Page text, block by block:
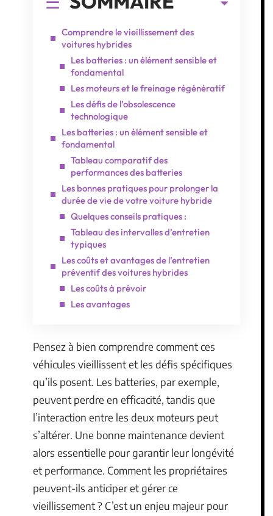
Comprendre le vieillissement des
voitures hybrides
Les batteries : un élément sensible et
fondamental
Les moteurs et le freinage régénératif
Les défis de l’obsolescence
technologique
Les batteries : un élément sensible et
fondamental
Tableau comparatif des
performances des batteries
Les bonnes pratiques pour prolonger la
durée de vie de votre voiture hybride
Quelques conseils pratiques :
Tableau des intervalles d’entretien
typiques
Les coûts et avantages de l’entretien
préventif des voitures hybrides
Les coûts à prévoir
Les avantages
Pensez à bien comprendre comment ces
véhicules vieillissent et les défis spécifiques
qu’ils posent. Les batteries, par exemple,
peuvent perdre en efficacité, tandis que
l’interaction entre les deux moteurs peut
s’altérer. Une bonne maintenance devient
alors essentielle pour garantir leur longévité
et performance. Comment les propriétaires
peuvent-ils anticiper et gérer ce
vieillissement ? C’est un enjeu majeur pour